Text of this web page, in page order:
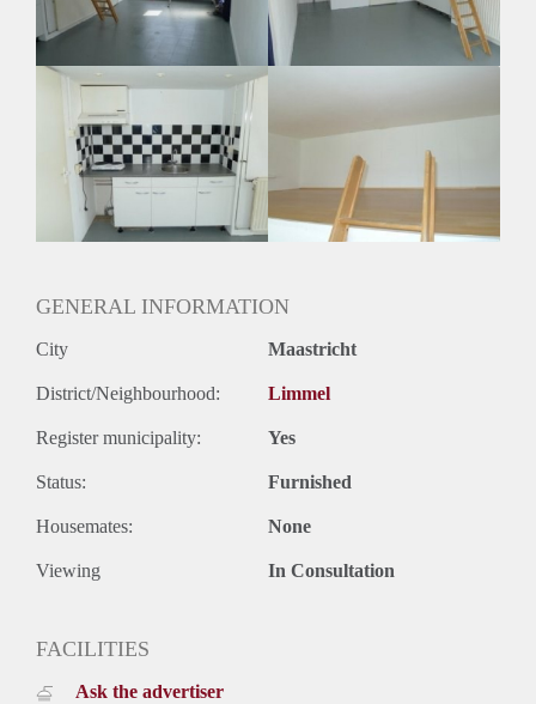
De studio is gelegen in een rustige woonwijk nabij de Hoge
hotelschool en het winkelcentrum. Vanaf de studio is het 5
minuten rijden naar uitvalwegen zoals de A2 en A79 en het
centrum van Maastricht
IN DE WONING ERNAAST KOMT
TEGENLIJKERTIJD OOK NOG EEN ZEER RUIME
GEMEUBLILEERDE STUDENTENKAMER VAN 20M²
VRIJ, DUS INDEAAL VOOR 2 BEVRIENDE
STUDENTEN.
GENERAL INFORMATION
City Maastricht
District/Neighbourhood: Limmel
Register municipality: Yes
Status: Furnished
Housemates: None
Viewing In Consultation
FACILITIES
Ask the advertiser